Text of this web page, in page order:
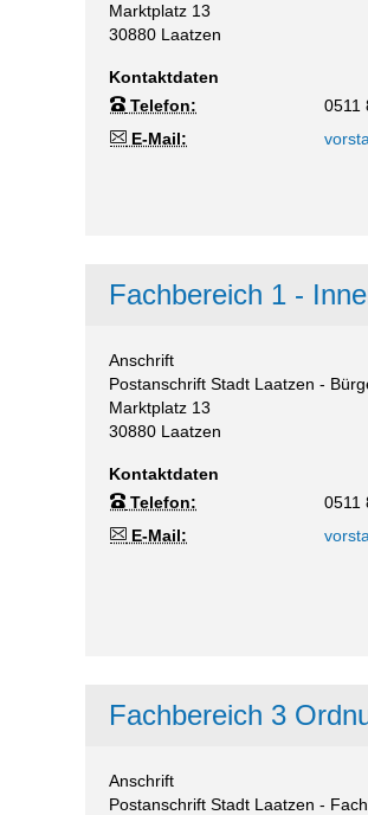
Marktplatz 13
30880 Laatzen
Kontaktdaten
Telefon:
0511
E-Mail:
Fachbereich 1 -
Anschrift
Postanschrift Stadt Laatzen -
Marktplatz 13
30880 Laatzen
Kontaktdaten
Telefon:
0511
E-Mail:
Fachbereich 3
Anschrift
Postanschrift Stadt Laatzen -